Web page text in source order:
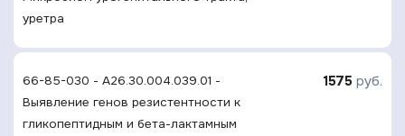
уретра
66-85-030 - A26.30.004.039.01 -
Выявление генов резистентности к
гликопептидным и бета-лактамным
1575 руб.